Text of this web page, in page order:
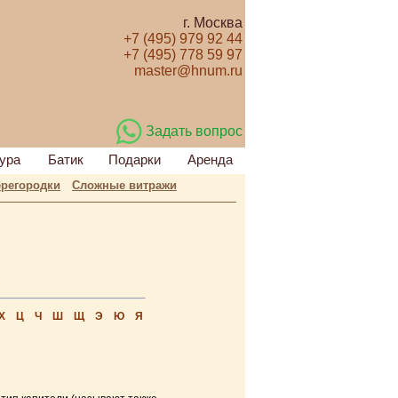
г. Москва
+7 (495) 979 92 44
+7 (495) 778 59 97
master@hnum.ru
Задать вопрос
Батик Подарки Аренда
Сложные витражи
Ц Ч Ш Щ Э Ю Я